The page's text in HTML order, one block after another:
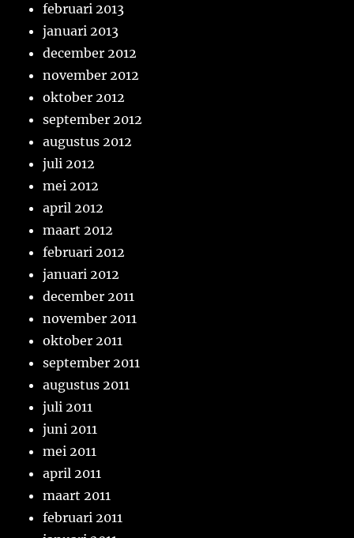
februari 2013
januari 2013
december 2012
november 2012
oktober 2012
september 2012
augustus 2012
juli 2012
mei 2012
april 2012
maart 2012
februari 2012
januari 2012
december 2011
november 2011
oktober 2011
september 2011
augustus 2011
juli 2011
juni 2011
mei 2011
april 2011
maart 2011
februari 2011